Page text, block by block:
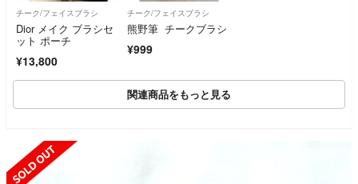
チーク/フェイスブラシ
Dior メイク ブラシセ
ット ポーチ
¥13,800
チーク/フェイスブラシ
熊野筆 チークブラシ
¥999
関連商品をもっと見る